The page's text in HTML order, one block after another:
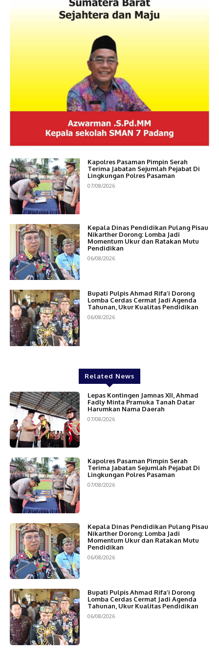
Kapolres Pasaman Pimpin Serah
Terima Jabatan Sejumlah Pejabat Di
Lingkungan Polres Pasaman
07/08/2026
Kepala Dinas Pendidikan Pulang Pisau
Nikarther Dorong: Lomba Jadi
Momentum Ukur dan Ratakan Mutu
Pendidikan
06/08/2026
Bupati Pulpis Ahmad Rifa’i Dorong
Lomba Cerdas Cermat Jadi Agenda
Tahunan, Ukur Kualitas Pendidikan
06/08/2026
Related News
Lepas Kontingen Jamnas XII, Ahmad
Fadly Minta Pramuka Tanah Datar
Harumkan Nama Daerah
07/08/2026
Kapolres Pasaman Pimpin Serah
Terima Jabatan Sejumlah Pejabat Di
Lingkungan Polres Pasaman
07/08/2026
Kepala Dinas Pendidikan Pulang Pisau
Nikarther Dorong: Lomba Jadi
Momentum Ukur dan Ratakan Mutu
Pendidikan
06/08/2026
Bupati Pulpis Ahmad Rifa’i Dorong
Lomba Cerdas Cermat Jadi Agenda
Tahunan, Ukur Kualitas Pendidikan
06/08/2026